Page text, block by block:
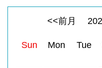
<<前月
Sun Mon Tue